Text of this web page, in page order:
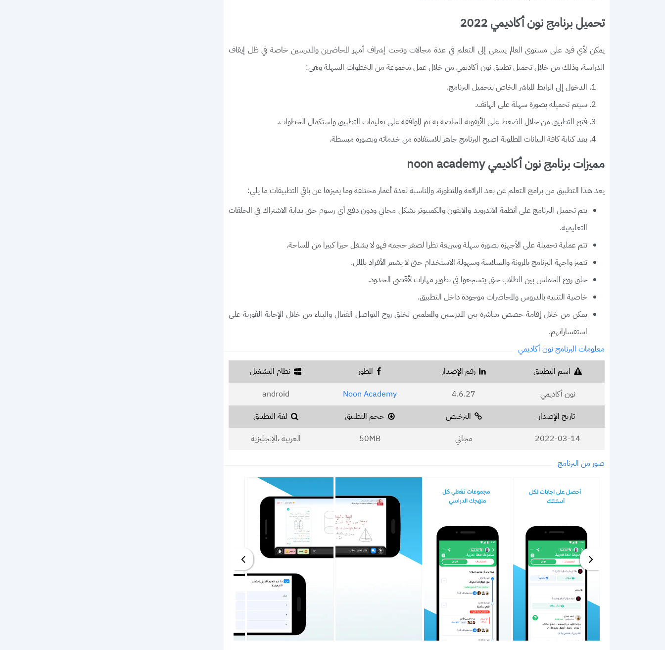
تحميل برنامج نون أكاديمي 2022
يمكن لأي فرد على مستوى العالم يسعى إلى التعلم في عدة مجالات وتحت إشراف أمهر المحاضرين والمدرسين خاصة في ظل إيقاف
الدراسة، وذلك من خلال تحميل تطبيق نون أكاديمي من خلال عمل مجموعة من الخطوات السهلة وهي:
الدخول إلى الرابط المباشر الخاص بتحميل البرنامج.
سيتم تحميله بصورة سهلة على الهاتف.
فتح التطبيق من خلال الضغط على الأيقونة الخاصة به ثم الموافقة على تعليمات التطبيق واستكمال الخطوات.
بعد كتابة كافة البيانات المطلوبة اصبح البرنامج جاهز للاستفادة من خدماته وبصورة مبسطة.
مميزات برنامج نون أكاديمي noon academy
يعد هذا التطبيق من برامج التعلم عن بعد الرائعة والمتطورة، والمناسبة لعدة أعمار مختلفة وما يميزها عن باقي التطبيقات ما يلي:
يتم تحميل البرنامج على أنظمة الاندرويد والايفون والكمبيوتر بشكل مجاني ودون دفع أي رسوم حتى بداية الاشتراك في الحلقات
التعليمية.
تتم عملية تحميلة على الأجهزة بصورة سهلة وسريعة نظرا لصغر حجمه فهو لا يشغل حيزا كبيرا من المساحة.
تتميز واجهة البرنامج بالمرونة والسلاسة وسهولة الاستخدام حتى لا يشعر الأفراد بالملل.
خلق روح الحماس بين الطلاب حتى يتشجعوا في تطوير مهارات لأقصى الحدود.
خاصية التنبيه بالدروس والمحاضرات موجودة داخل التطبيق.
يمكن من خلال إقامة حصص مباشرة بين المدرسين والمعلمين لخلق روح التواصل الفعال والبناء من خلال الإجابة الفورية على
استفساراتهم.
معلومات البرنامج نون أكاديمي
اسم التطبيق
نون أكاديمي
رقم الإصدار
4.6.27
المطور
Noon Academy
نظام التشغيل
android
تاريخ الإصدار
2022-03-14
الترخيص
مجاني
حجم التطبيق
50MB
لغة التطبيق
العربية ،الإنجليزية
صور من البرنامج